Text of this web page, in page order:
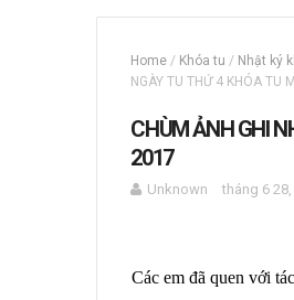
Home / Khóa tu / Nhật ký
NGÀY TU THỨ 4 KHÓA TU
CHÙM ẢNH GHI
2017
Unknown tháng 6
Các em đã quen với